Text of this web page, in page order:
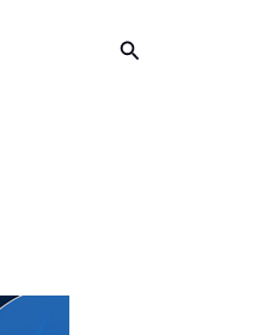
Buscar